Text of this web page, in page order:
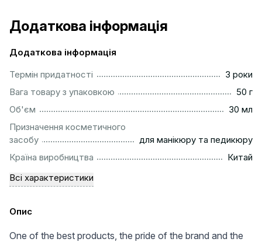
Додаткова інформація
Додаткова інформація
Термін придатності
3 роки
Вага товару з упаковкою
50 г
Об'єм
30 мл
Призначення косметичного
засобу
для манікюру та педикюру
Країна виробництва
Китай
Всі характеристики
Опис
One of the best products, the pride of the brand and the